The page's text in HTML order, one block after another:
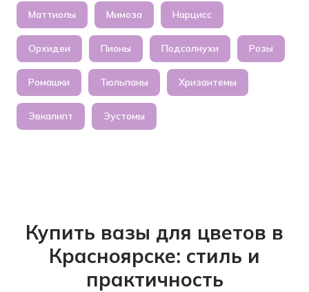
Маттиолы Мимоза Нарцисс
Орхидеи Пионы Подсолнухи Розы
Ромашки Тюльпаны Хризантемы
Эвкалипт Эустомы
Купить вазы для цветов в
Красноярске: стиль и
практичность